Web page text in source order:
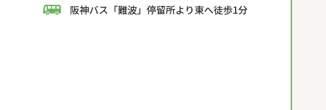
阪神バス「難波」停留所より東へ徒歩1分